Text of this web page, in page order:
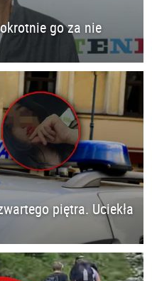
go za nie
piętra. Uciekła